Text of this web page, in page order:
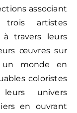
associant
trois artistes
travers leurs
œuvres sur
un monde en
coloristes
univers
en ouvrant